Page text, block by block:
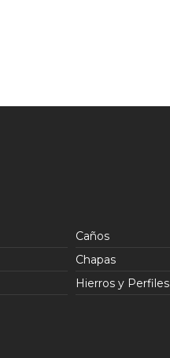
Caños
Chapas
Hierros y Perfiles